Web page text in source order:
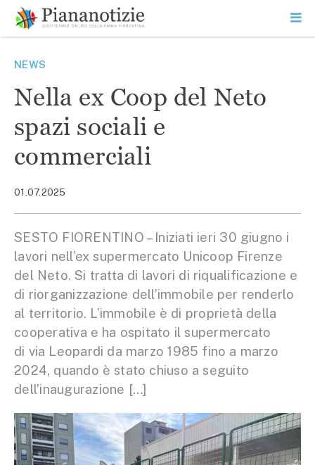
contenuto
SEARCH
NEWS
Nella ex Coop del Neto
spazi sociali e
commerciali
01.07.2025
SESTO FIORENTINO – Iniziati ieri 30 giugno i
lavori nell’ex supermercato Unicoop Firenze
del Neto. Si tratta di lavori di riqualificazione e
di riorganizzazione dell’immobile per renderlo
al territorio. L’immobile è di proprietà della
cooperativa e ha ospitato il supermercato
di via Leopardi da marzo 1985 fino a marzo
2024, quando è stato chiuso a seguito
dell’inaugurazione […]